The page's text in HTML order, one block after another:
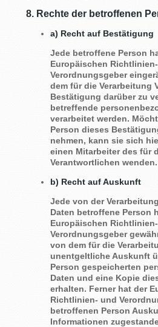
8. Rechte der betroffenen
a) Recht auf Bestätigung
Jede betroffene Person
Europäischen
Verordnungsgeber
dem für die Verarbeitung
Bestätigung darüber zu
betreffende
verarbeitet werden.
Person dieses
nehmen, kann sie sich
einen Mitarbeiter des für
Verantwortlichen wenden.
b) Recht auf Auskunft
Jede von der
Daten betroffene Person
Europäischen
Verordnungsgeber
von dem für die
unentgeltliche Auskunft
Person gespeicherten
Daten und eine Kopie
erhalten. Ferner hat der
Richtlinien- und
betroffenen Person
Informationen